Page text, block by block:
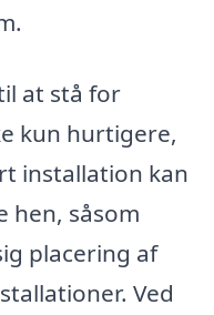
at stå for
kun hurtigere,
installation kan
hen, såsom
placering af
Ved